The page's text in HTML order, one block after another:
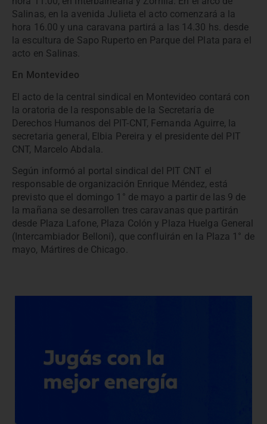
Salinas, en la avenida Julieta el acto comenzará a la
hora 16.00 y una caravana partirá a las 14.30 hs. desde
la escultura de Sapo Ruperto en Parque del Plata para el
acto en Salinas.
En Montevideo
El acto de la central sindical en Montevideo contará con
la oratoria de la responsable de la Secretaría de
Derechos Humanos del PIT-CNT, Fernanda Aguirre, la
secretaria general, Elbia Pereira y el presidente del PIT
CNT, Marcelo Abdala.
Según informó al portal sindical del PIT CNT el
responsable de organización Enrique Méndez, está
previsto que el domingo 1° de mayo a partir de las 9 de
la mañana se desarrollen tres caravanas que partirán
desde Plaza Lafone, Plaza Colón y Plaza Huelga General
(Intercambiador Belloni), que confluirán en la Plaza 1° de
mayo, Mártires de Chicago.